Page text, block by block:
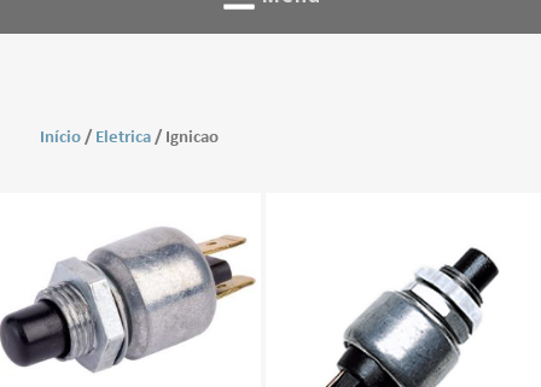
Início / Eletrica / Ignicao